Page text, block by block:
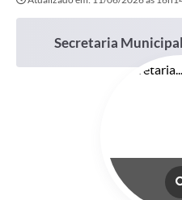
Secretaria